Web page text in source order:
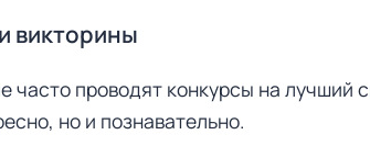
викторины
часто проводят конкурсы на
но и познавательно.